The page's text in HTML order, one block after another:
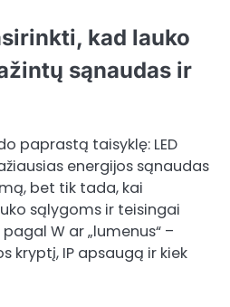
kad lauko
sąnaudas ir
paprastą taisyklę: LED
energijos sąnaudas
bet tik tada, kai
sąlygoms ir teisingai
W ar „lumenus“ –
kryptį, IP apsaugą ir kiek